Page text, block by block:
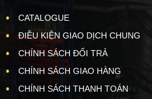
CATALOGUE
ĐIỀU KIỆN GIAO DỊCH CHUNG
CHÍNH SÁCH ĐỔI TRẢ
CHÍNH SÁCH GIAO HÀNG
CHÍNH SÁCH THANH TOÁN